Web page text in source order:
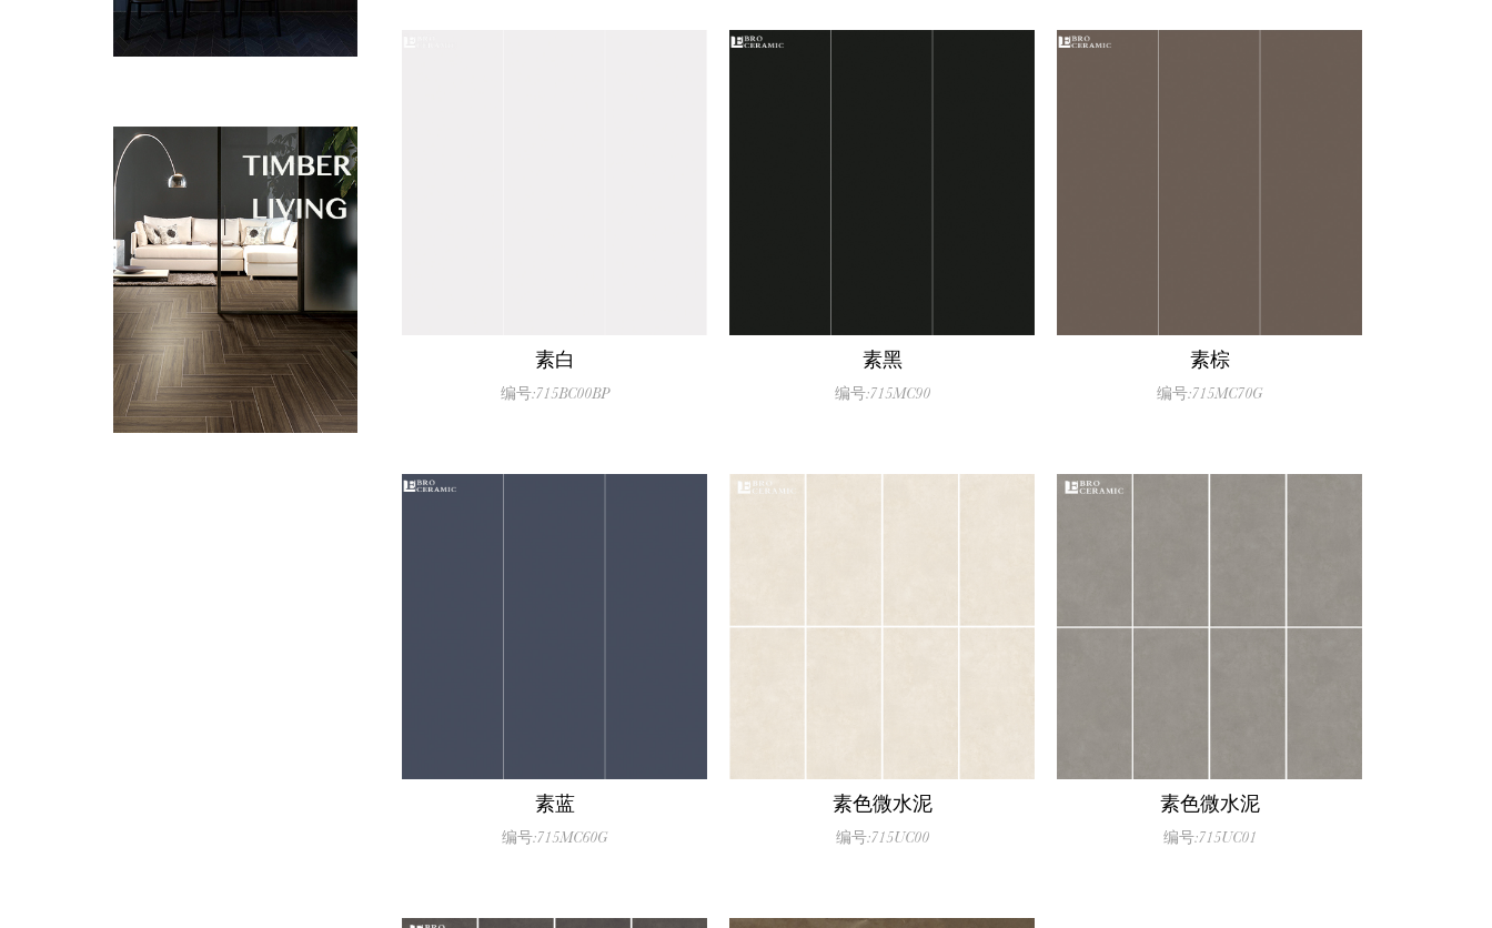
素白
编号:715BC00BP
素黑
编号:715MC90
素棕
编号:715MC70G
素蓝
编号:715MC60G
素色微水泥
编号:715UC00
素色微水泥
编号:715UC01